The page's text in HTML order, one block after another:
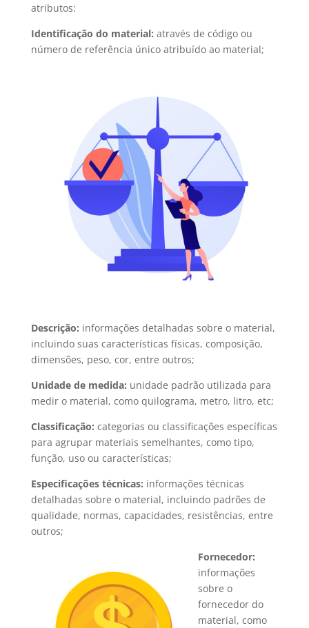
atributos:
Identificação do material: através de código ou
número de referência único atribuído ao material;
Descrição: informações detalhadas sobre o material,
incluindo suas características físicas, composição,
dimensões, peso, cor, entre outros;
Unidade de medida: unidade padrão utilizada para
medir o material, como quilograma, metro, litro, etc;
Classificação: categorias ou classificações específicas
para agrupar materiais semelhantes, como tipo,
função, uso ou características;
Especificações técnicas: informações técnicas
detalhadas sobre o material, incluindo padrões de
qualidade, normas, capacidades, resistências, entre
outros;
Fornecedor:
informações
sobre o
fornecedor do
material, como